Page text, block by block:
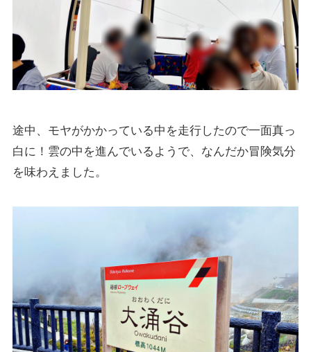
途中、モヤがかかっている中を走行したので一面真っ
白に！雲の中を進んでいるようで、なんだか冒険気分
を味わえました。